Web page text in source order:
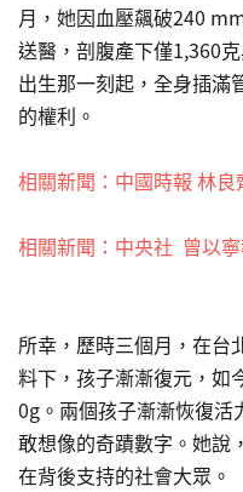
月，她因血壓飆破240
送醫，剖腹產下僅1,360
出生那一刻起，全身插滿
的權利。
相關新聞：中國時報 林良
相關新聞：中央社 曾以
所幸，歷時三個月，在台
料下，孩子漸漸復元，如
0g。兩個孩子漸漸恢復
敢想像的奇蹟數字。她說
在背後支持的社會大眾。